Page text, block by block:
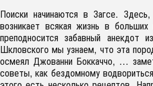
Поиски начинаются в Загсе.
возникает всякая жизнь в
преподносится забавный анекдот
Шкловского мы узнаем, что эта
осмеял Джованни Боккаччо, …
советы, как бездомному